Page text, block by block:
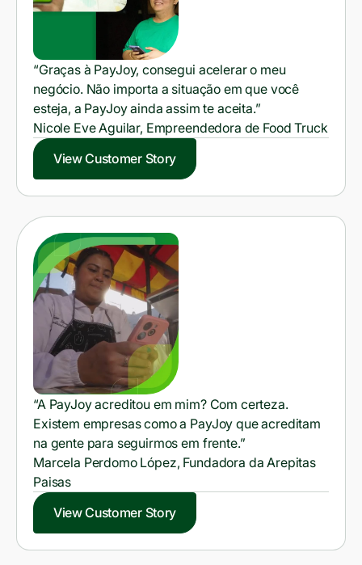
“Graças à PayJoy, consegui acelerar o meu
negócio. Não importa a situação em que você
esteja, a PayJoy ainda assim te aceita.”
Nicole Eve Aguilar, Empreendedora de Food Truck
View Customer Story
“A PayJoy acreditou em mim? Com certeza.
Existem empresas como a PayJoy que acreditam
na gente para seguirmos em frente.”
Marcela Perdomo López, Fundadora da Arepitas
Paisas
View Customer Story